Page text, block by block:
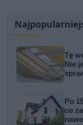
Tę
Nie
Po
co